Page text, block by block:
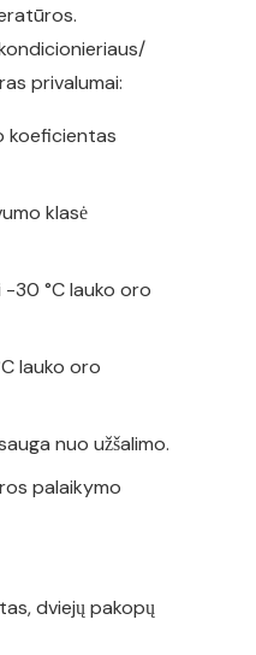
privalumai:
koeficientas
klasė
-30 °C lauko oro
lauko oro
nuo užšalimo.
palaikymo
dviejų pakopų